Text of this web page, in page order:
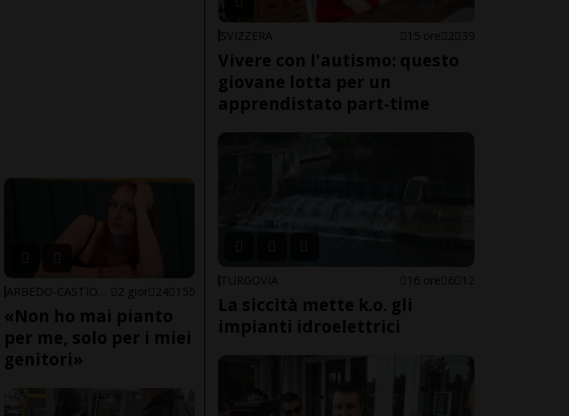
2 gior 24 155
«Non ho mai pianto
per me, solo per i miei
genitori»
SVIZZERA 15 ore 2 39
Vivere con l'autismo: questo
giovane lotta per un
apprendistato part-time
TURGOVIA 16 ore 6 12
La siccità mette k.o. gli
impianti idroelettrici